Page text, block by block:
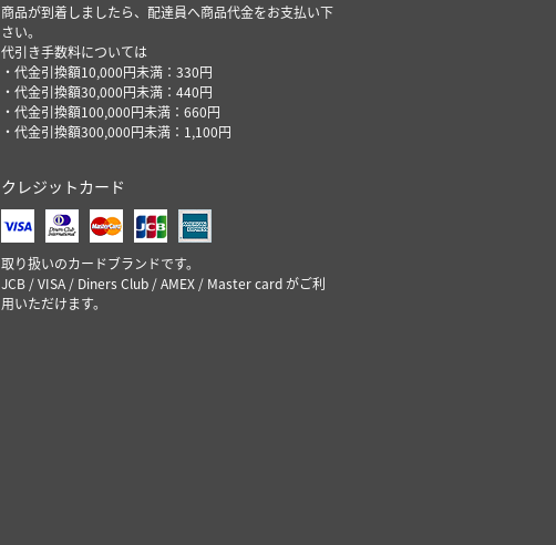
商品が到着しましたら、配達員へ商品代金をお支払い下
さい。
代引き手数料については
・代金引換額10,000円未満：330円
・代金引換額30,000円未満：440円
・代金引換額100,000円未満：660円
・代金引換額300,000円未満：1,100円
クレジットカード
取り扱いのカードブランドです。
JCB / VISA / Diners Club / AMEX / Master card がご利
用いただけます。